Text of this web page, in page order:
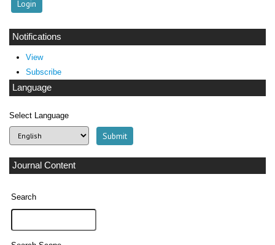
Notifications
View
Subscribe
Language
Select Language
Journal Content
Search